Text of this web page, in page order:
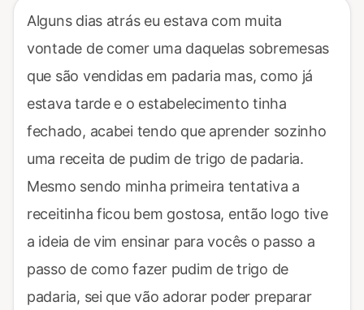
Alguns dias atrás eu estava com muita
vontade de comer uma daquelas sobremesas
que são vendidas em padaria mas, como já
estava tarde e o estabelecimento tinha
fechado, acabei tendo que aprender sozinho
uma receita de pudim de trigo de padaria.
Mesmo sendo minha primeira tentativa a
receitinha ficou bem gostosa, então logo tive
a ideia de vim ensinar para vocês o passo a
passo de como fazer pudim de trigo de
padaria, sei que vão adorar poder preparar